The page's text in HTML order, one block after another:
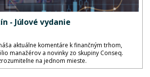
- Júlové vydanie
aktuálne komentáre k finančným trhom,
manažérov a novinky zo skupiny Conseq.
na jednom mieste.